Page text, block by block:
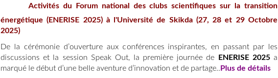
Activités du Forum national des clubs scientifiques sur la transition
énergétique (ENERISE 2025) à l'Université de Skikda (27, 28 et 29 Octobre
2025)
De la cérémonie d’ouverture aux conférences inspirantes, en passant par les
discussions et la session Speak Out, la première journée de
ENERISE 2025a
marqué le début d’une belle aventure d’innovation et de partage.. Plus de détails